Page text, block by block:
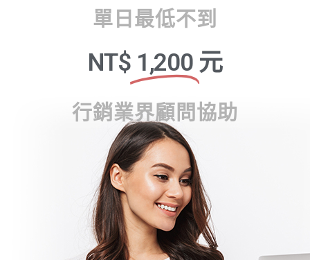
單日最低不到
NT$ 1,200 元
行銷業界顧問協助